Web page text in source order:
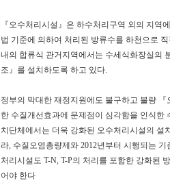
『오수처리시설』은 하수처리구역 외의 지역
법 기준에 의하여 처리된 방류수를 하천으로
내의 합류식 관거지역에서는 수세식화장실의
조』를 설치하도록 하고 있다.
정부의 막대한 재정지원에도 불구하고 불량
한 수질개선효과에 문제점이 심각함을 인식한
치단체에서는 더욱 강화된 오수처리시설의 설
라, 수질오염총량제와 2012년부터 시행되는
처리시설도 T-N, T-P의 처리를 포함한 강화된
어야 한다